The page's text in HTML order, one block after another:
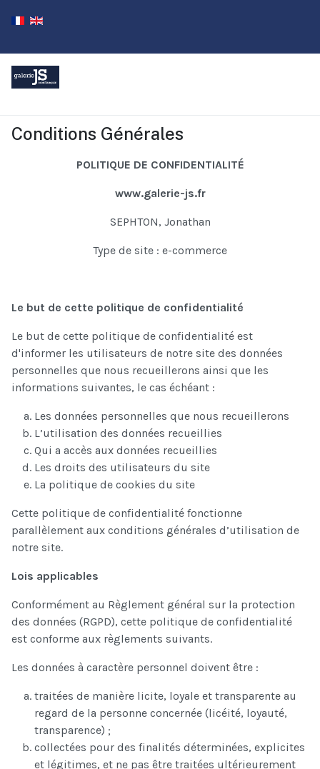
Conditions Générales
POLITIQUE DE CONFIDENTIALITÉ
www.galerie-js.fr
SEPHTON, Jonathan
Type de site : e-commerce
Le but de cette politique de confidentialité
Le but de cette politique de confidentialité est
d'informer les utilisateurs de notre site des données
personnelles que nous recueillerons ainsi que les
informations suivantes, le cas échéant :
Les données personnelles que nous recueillerons
L’utilisation des données recueillies
Qui a accès aux données recueillies
Les droits des utilisateurs du site
La politique de cookies du site
Cette politique de confidentialité fonctionne
parallèlement aux conditions générales d’utilisation de
notre site.
Lois applicables
Conformément au Règlement général sur la protection
des données (RGPD), cette politique de confidentialité
est conforme aux règlements suivants.
Les données à caractère personnel doivent être :
traitées de manière licite, loyale et transparente au
regard de la personne concernée (licéité, loyauté,
transparence) ;
collectées pour des finalités déterminées, explicites
et légitimes, et ne pas être traitées ultérieurement